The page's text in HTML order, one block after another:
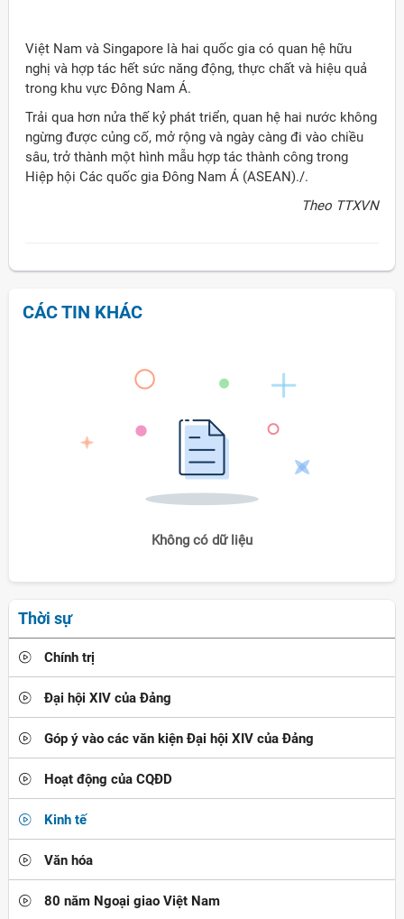
Việt Nam và Singapore là hai quốc gia có quan hệ hữu
nghị và hợp tác hết sức năng động, thực chất và hiệu quả
trong khu vực Đông Nam Á.
Trải qua hơn nửa thế kỷ phát triển, quan hệ hai nước không
ngừng được củng cố, mở rộng và ngày càng đi vào chiều
sâu, trở thành một hình mẫu hợp tác thành công trong
Hiệp hội Các quốc gia Đông Nam Á (ASEAN)./.
Theo TTXVN
CÁC TIN KHÁC
Không có dữ liệu
Thời sự
Chính trị
Đại hội XIV của Đảng
Góp ý vào các văn kiện Đại hội XIV của Đảng
Hoạt động của CQĐD
Kinh tế
Văn hóa
80 năm Ngoại giao Việt Nam